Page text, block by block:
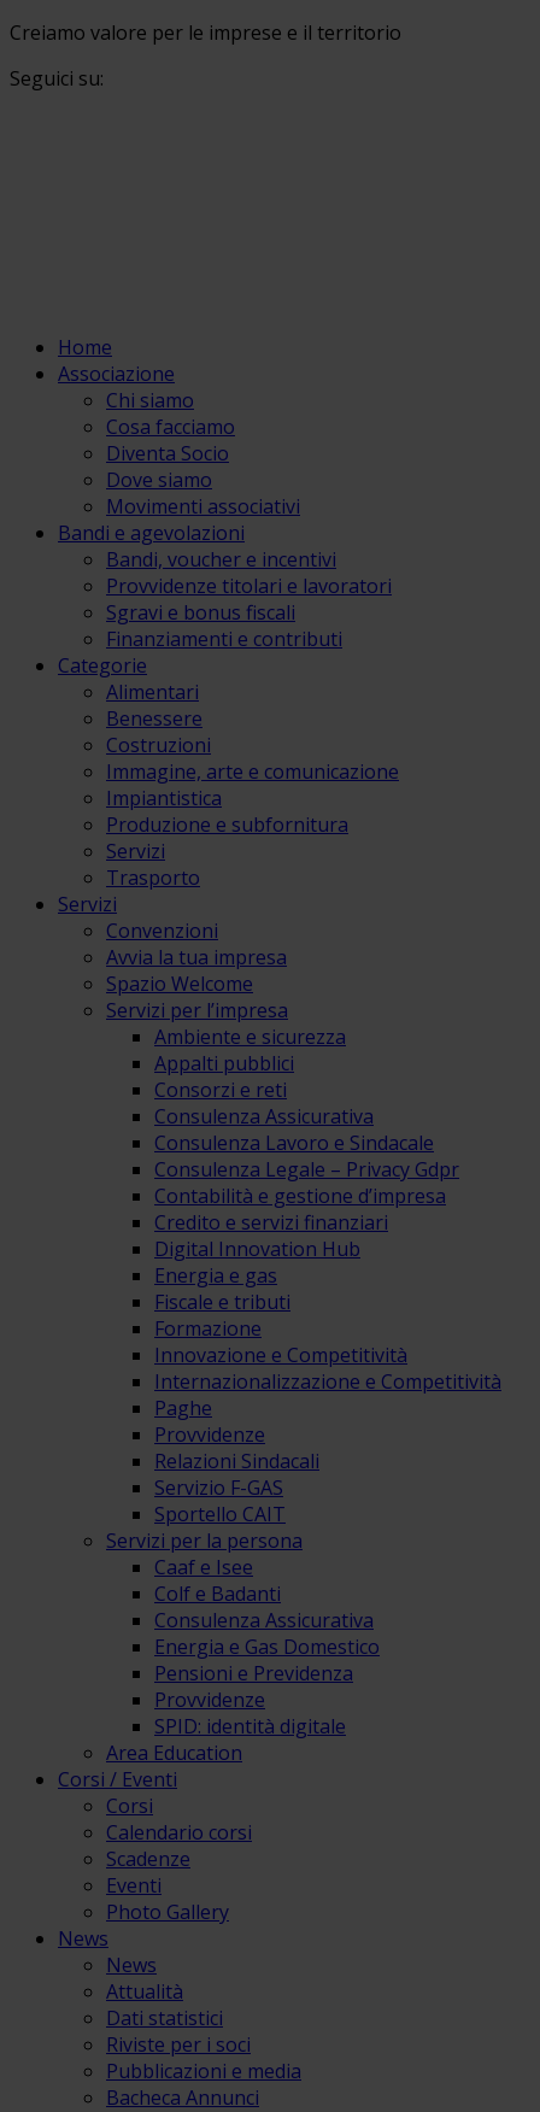
Creiamo valore per le imprese e il territorio
Seguici su:
Home
Associazione
Chi siamo
Cosa facciamo
Diventa Socio
Dove siamo
Movimenti associativi
Bandi e agevolazioni
Bandi, voucher e incentivi
Provvidenze titolari e lavoratori
Sgravi e bonus fiscali
Finanziamenti e contributi
Categorie
Alimentari
Benessere
Costruzioni
Immagine, arte e comunicazione
Impiantistica
Produzione e subfornitura
Servizi
Trasporto
Servizi
Convenzioni
Avvia la tua impresa
Spazio Welcome
Servizi per l’impresa
Ambiente e sicurezza
Appalti pubblici
Consorzi e reti
Consulenza Assicurativa
Consulenza Lavoro e Sindacale
Consulenza Legale – Privacy Gdpr
Contabilità e gestione d’impresa
Credito e servizi finanziari
Digital Innovation Hub
Energia e gas
Fiscale e tributi
Formazione
Innovazione e Competitività
Internazionalizzazione e Competitività
Paghe
Provvidenze
Relazioni Sindacali
Servizio F-GAS
Sportello CAIT
Servizi per la persona
Caaf e Isee
Colf e Badanti
Consulenza Assicurativa
Energia e Gas Domestico
Pensioni e Previdenza
Provvidenze
SPID: identità digitale
Area Education
Corsi / Eventi
Corsi
Calendario corsi
Scadenze
Eventi
Photo Gallery
News
News
Attualità
Dati statistici
Riviste per i soci
Pubblicazioni e media
Bacheca Annunci